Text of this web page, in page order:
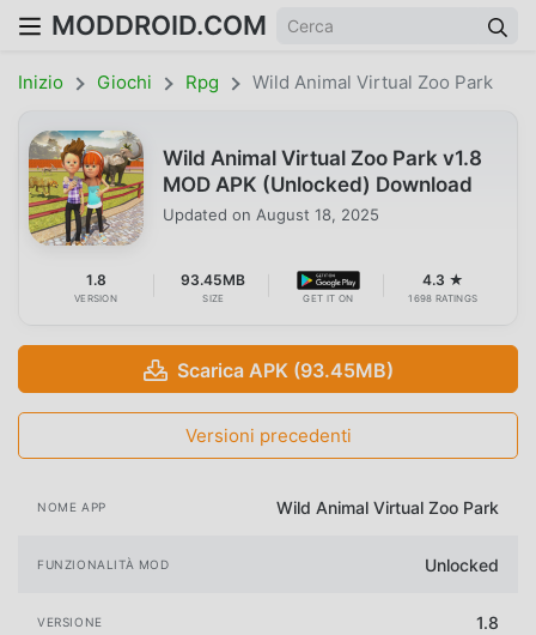
MODDROID.COM
Inizio Giochi Rpg Wild Animal Virtual Zoo Park
Wild Animal Virtual Zoo Park v1.8
MOD APK (Unlocked) Download
Updated on August 18, 2025
1.8
VERSION
93.45MB
SIZE GET IT ON
4.3 ★
1698 RATINGS
Scarica APK (93.45MB)
Versioni precedenti
NOME APP Wild Animal Virtual Zoo Park
FUNZIONALITÀ MOD Unlocked
VERSIONE 1.8